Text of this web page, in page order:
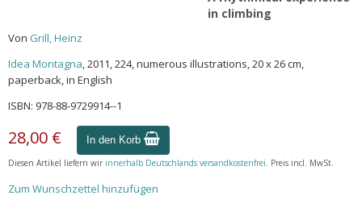
in climbing
Von Grill, Heinz
Idea Montagna, 2011, 224, numerous illustrations, 20 x 26 cm,
paperback, in English
ISBN: 978-88-9729914--1
28,00 € In den Korb
Diesen Artikel liefern wir innerhalb Deutschlands versandkostenfrei. Preis incl. MwSt.
Zum Wunschzettel hinzufügen